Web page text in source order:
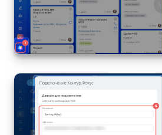
Изменения в статьях (архив)